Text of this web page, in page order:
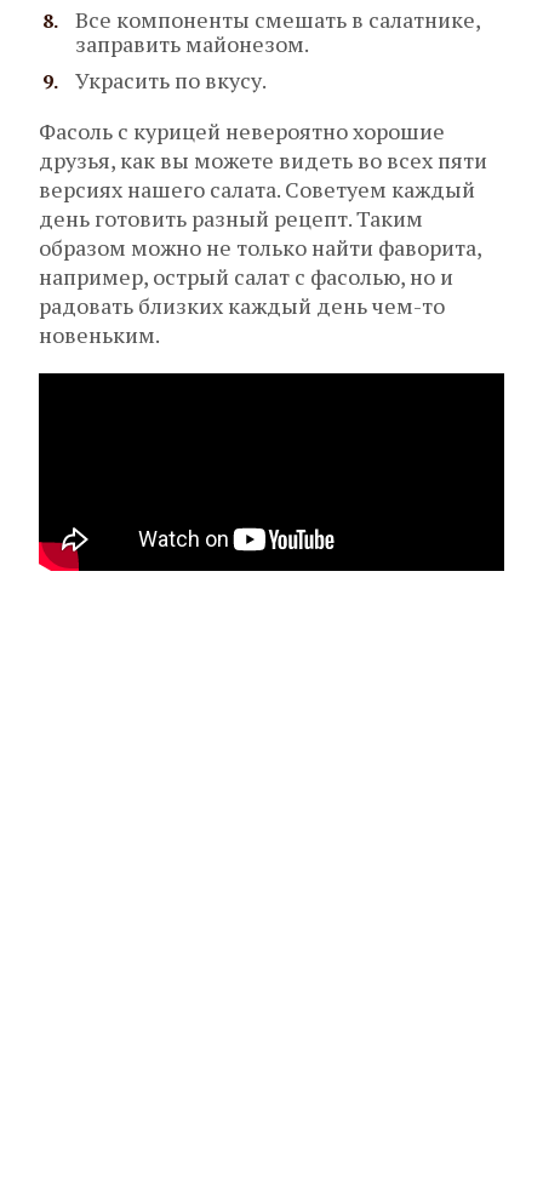
Все компоненты смешать в салатнике,
заправить майонезом.
Украсить по вкусу.
Фасоль с курицей невероятно хорошие
друзья, как вы можете видеть во всех пяти
версиях нашего салата. Советуем каждый
день готовить разный рецепт. Таким
образом можно не только найти фаворита,
например, острый салат с фасолью, но и
радовать близких каждый день чем-то
новеньким.